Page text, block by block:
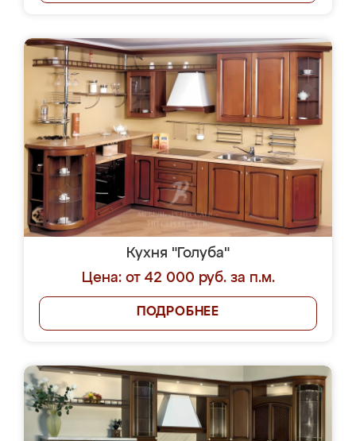
Кухня "Голуба"
Цена: от 42 000 руб. за п.м.
ПОДРОБНЕЕ